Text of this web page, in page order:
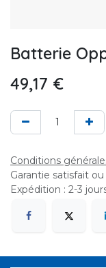
Batterie
49,17 €
Conditions
Garantie satisfait
Expédition : 2-3